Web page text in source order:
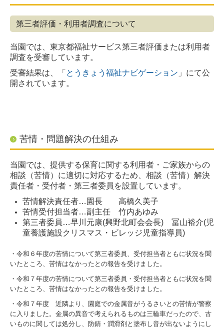
入園空き情報
採用情報
第三者評価・利用者調査について
当園では、東京都福祉サービス第三者評価または利用者
調査を受審しています。
受審結果は、「 とうきょう福祉ナビゲーション 」にて公
開されています。
苦情・問題解決の仕組み
当園では、提供する保育に関する利用者・ご家族からの
相談（苦情）に適切に対応するため、相談（苦情）解決
責任者・受付者・第三者委員を設置しています。
苦情解決責任者…園長 高橋久美子
苦情受付担当者…副主任 竹内あゆみ
第三者委員…早川元康(興野北町会会長) 冨山裕介(児
童養護施設クリスマス・ビレッジ児童指導員)
・令和６年度の苦情について第三者委員、受付担当者ともに状況を聞
いたところ、苦情はなかったとの報告を受けました。
・令和７年度の苦情について第三者委員・受付担当者ともに状況を聞
いたところ、苦情はなかったとの報告を受けました。
・令和７年度 近隣より、園庭での金属音がうるさいとの苦情が警察
に入りました。金属の異音で考えられるものは三輪車だったので、古
いものに関しては処分し、防錆・潤滑剤と塗布し音が出ないようにし